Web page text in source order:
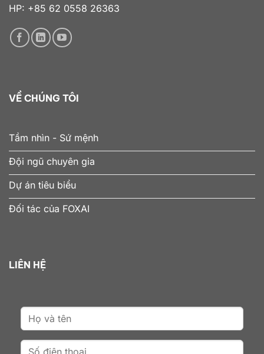
HP: +85 62 0558 26363
VỀ CHÚNG TÔI
Tầm nhìn - Sứ mệnh
Đội ngũ chuyên gia
Dự án tiêu biểu
Đối tác của FOXAI
LIÊN HỆ